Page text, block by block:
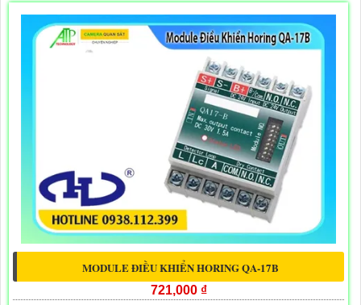
MODULE ĐIỀU KHIỂN HORING QA-17B
721,000 ₫